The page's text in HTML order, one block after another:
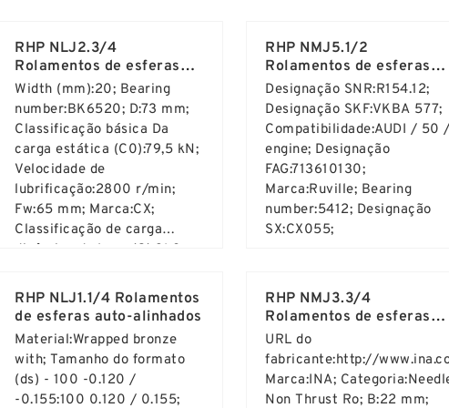
RHP NLJ2.3/4
Rolamentos de esferas
auto-alinhados
Width (mm):20; Bearing
number:BK6520; D:73 mm;
Classificação básica Da
carga estática (C0):79,5 kN;
Velocidade de
lubrificação:2800 r/min;
Fw:65 mm; Marca:CX;
Classificação de carga
dinâmica de base (C):31,8
mm;
RHP NMJ5.1/2
Rolamentos de esferas
auto-alinhados
Designação SNR:R154.12;
Designação SKF:VKBA 577;
Compatibilidade:AUDI / 50 /
engine; Designação
FAG:713610130;
Marca:Ruville; Bearing
number:5412; Designação
SX:CX055;
RHP NLJ1.1/4 Rolamentos
de esferas auto-alinhados
Material:Wrapped bronze
with; Tamanho do formato
(ds) - 100 -0.120 /
-0.155:100 0.120 / 0.155;
RHP NMJ3.3/4
Rolamentos de esferas
auto-alinhados
URL do
fabricante:http://
Marca:INA;
Non Thrust Ro; B:22 mm;